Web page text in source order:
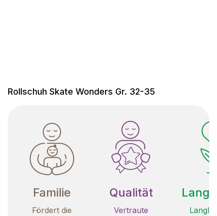
Rollschuh Skate Wonders Gr. 32-35
Familie
Fördert die
Qualität
Vertraute